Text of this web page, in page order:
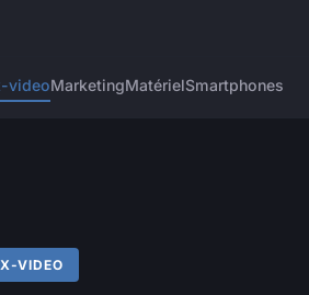
videoMarketingMatérielSmartphones
VIDEO